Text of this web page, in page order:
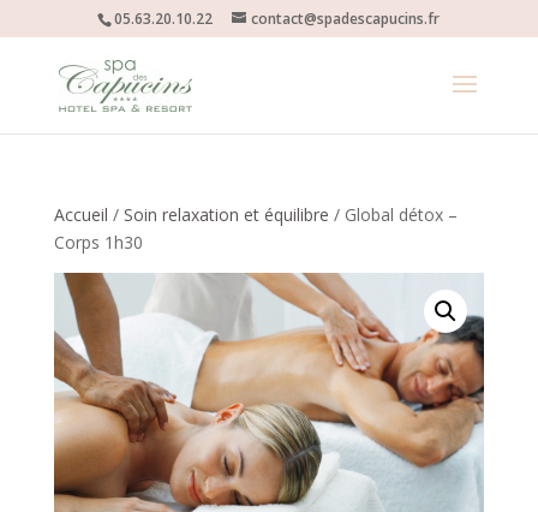
05.63.20.10.22 contact@spadescapucins.fr
Accueil / Soin relaxation et équilibre / Global détox –
Corps 1h30